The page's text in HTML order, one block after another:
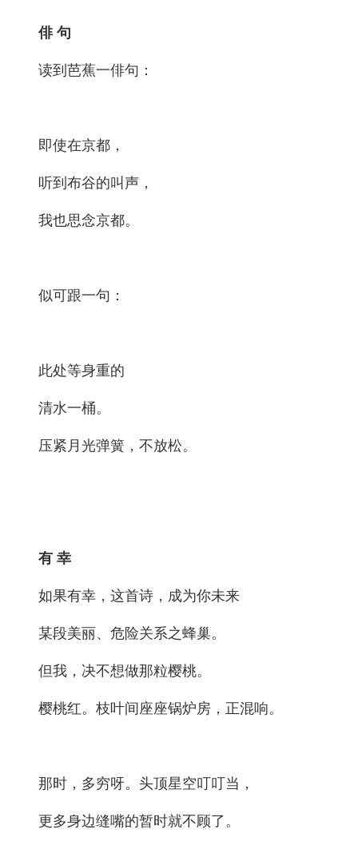
俳 句
读到芭蕉一俳句：
即使在京都，
听到布谷的叫声，
我也思念京都。
似可跟一句：
此处等身重的
清水一桶。
压紧月光弹簧，不放松。
有 幸
如果有幸，这首诗，成为你未来
某段美丽、危险关系之蜂巢。
但我，决不想做那粒樱桃。
樱桃红。枝叶间座座锅炉房，正混响。
那时，多穷呀。头顶星空叮叮当，
更多身边缝嘴的暂时就不顾了。